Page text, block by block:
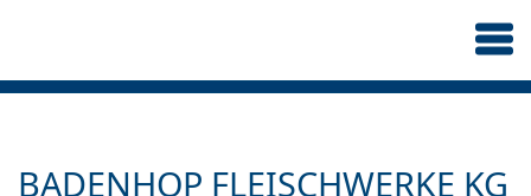
BADENHOP FLEISCHWERKE KG